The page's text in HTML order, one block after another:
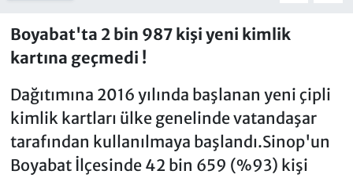
Boyabat'ta 2 bin 987 kişi yeni kimlik
kartına geçmedi !
Dağıtımına 2016 yılında başlanan yeni çipli
kimlik kartları ülke genelinde vatandaşar
tarafından kullanılmaya başlandı.Sinop'un
Boyabat İlçesinde 42 bin 659 (%93) kişi